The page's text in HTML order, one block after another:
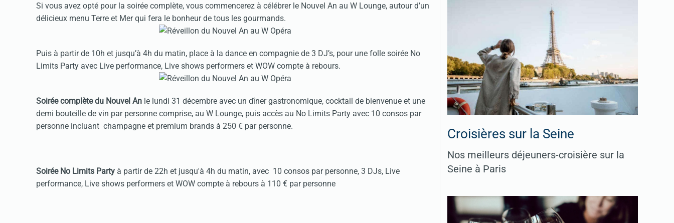
Si vous avez opté pour la soirée complète, vous commencerez à célébrer le Nouvel An au W Lounge, autour d’un
délicieux menu Terre et Mer qui fera le bonheur de tous les gourmands.
Puis à partir de 10h et jusqu’à 4h du matin, place à la dance en compagnie de 3 DJ’s, pour une folle soirée No
Limits Party avec Live performance, Live shows performers et WOW compte à rebours.
Soirée complète du Nouvel An le lundi 31 décembre avec un dîner gastronomique, cocktail de bienvenue et une
demi bouteille de vin par personne comprise, au W Lounge, puis accès au No Limits Party avec 10 consos par
personne incluant champagne et premium brands à 250 € par personne.
Soirée No Limits Party à partir de 22h et jusqu'à 4h du matin, avec 10 consos par personne, 3 DJs, Live
performance, Live shows performers et WOW compte à rebours à 110 € par personne
Croisières sur la Seine
Nos meilleurs déjeuners-croisière sur la
Seine à Paris